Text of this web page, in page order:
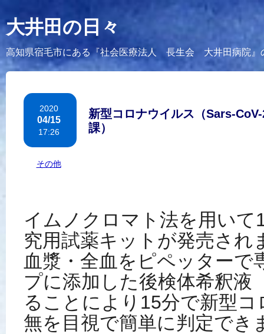
大井田の日々
高知県宿毛市にある『社会医療法人 長生会 大井田病院』
新型コロナウイルス（Sars-
課）
2020
04/15
17:26
その他
イムノクロマト法を用いて
究用試薬キットが発売され
血漿・全血をピペッターで
プに添加した後検体希釈液
ることにより15分で新型
無を目視で簡単に判定でき